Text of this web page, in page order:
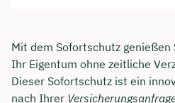
Mit dem Sofortschutz genießen
Ihr Eigentum ohne zeitliche
Dieser Sofortschutz ist ein
nach Ihrer